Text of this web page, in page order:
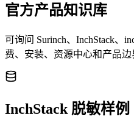
官方产品知识库
可询问 Surinch、InchStack、
费、安装、资源中心和产品边
InchStack 脱敏样例